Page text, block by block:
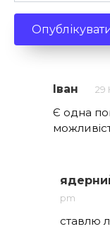
Іван 29
Є одна
pm
ставлю